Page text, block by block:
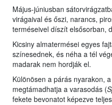
Május-júniusban
virágaival és őszi, narancs,
terméseivel díszít elsősorban,
Kicsiny almatermései egyes
színesednek, és néha a tél
madarak nem hordják el.
Különösen a párás nyarakon,
megtámadhatja a varasodás (
fekete bevonatot képezve